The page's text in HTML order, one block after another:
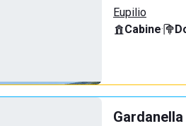
Eupilio
Cabine·